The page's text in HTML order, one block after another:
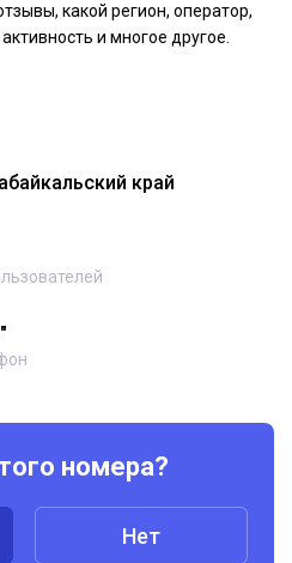
какой регион, оператор,
и многое другое.
край
номера?
Нет